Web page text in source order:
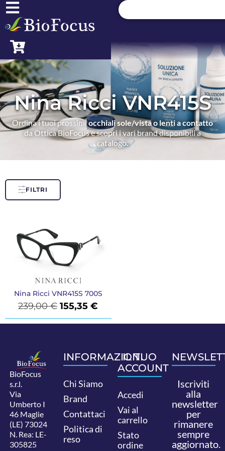
Nina Ricci VNR415S
Ordina i tuoi prossimiocchiali sole/vista o lenti a contatto
da Ottica BioFocus e scopri i vari brand disponibili a
catalogo.
FILTRI
Nina Ricci VNR415S 700S
239,00€ 155,35€
BioFocus
s.r.l.
Via
Umberto I
46 Maglie
(LE) 73024
N. Rea: LE-
305825
INFORMAZIONI
Chi Siamo
Brand
Contattaci
Politica di
reso
IL TUO
ACCOUNT
Accedi
Vai al
carrello
Stato
ordine
Iscriviti
alla
newsletter
per
rimanere
sempre
aggiornato.